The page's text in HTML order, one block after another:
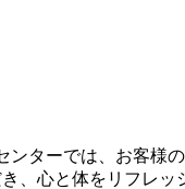
ターでは、お客様
、心と体をリフレッ